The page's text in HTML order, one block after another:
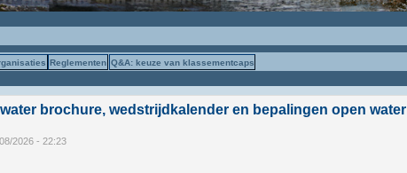
Reglementen Q&A: keuze van klassementcaps
brochure, wedstrijdkalender en bepalingen open water
2026 - 22:23